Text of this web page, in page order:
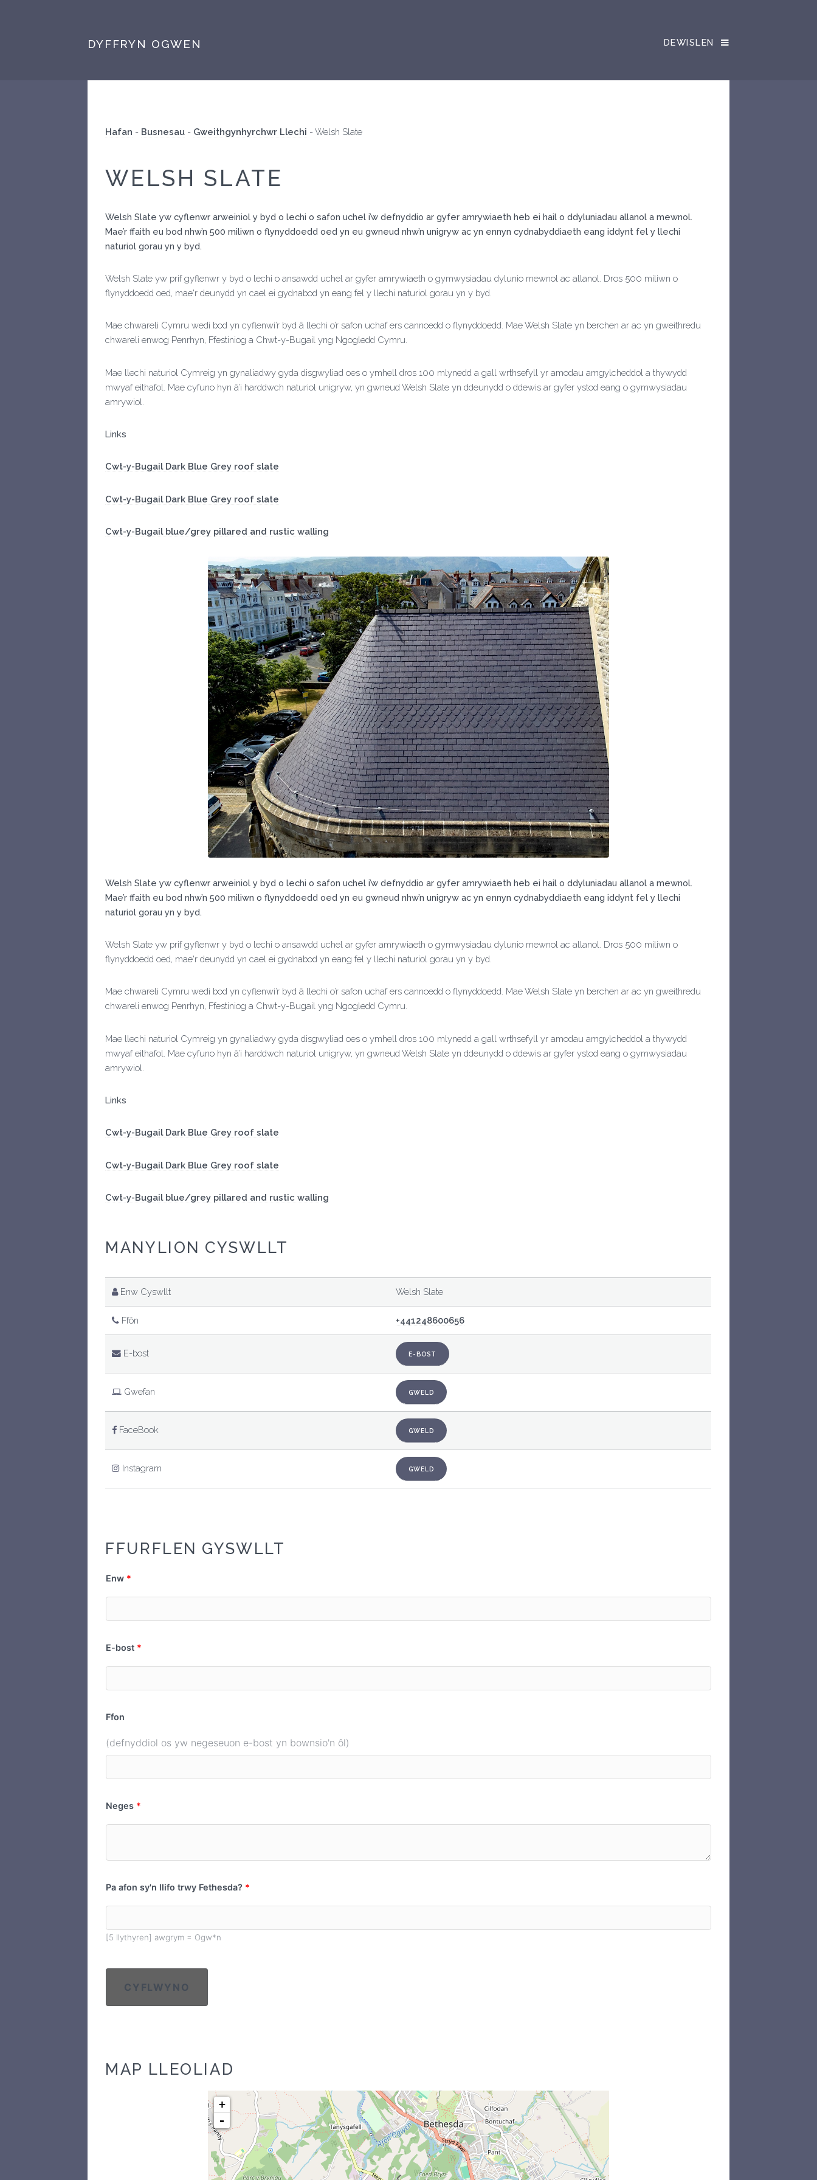
DYFFRYN OGWEN DEWISLEN
Hafan - Busnesau - Gweithgynhyrchwr Llechi -Welsh Slate
WELSH SLATE
Welsh Slate yw cyflenwr arweiniol y byd o lechi o safon uchel i’w defnyddio ar gyfer amrywiaeth heb ei hail o ddyluniadau allanol a mewnol.
Mae’r ffaith eu bod nhw’n 500 miliwn o flynyddoedd oed yn eu gwneud nhw’n unigryw ac yn ennyn cydnabyddiaeth eang iddynt fel y llechi
naturiol gorau yn y byd.
Welsh Slate yw prif gyflenwr y byd o lechi o ansawdd uchel ar gyfer amrywiaeth o gymwysiadau dylunio mewnol ac allanol. Dros 500 miliwn o
flynyddoedd oed, mae'r deunydd yn cael ei gydnabod yn eang fel y llechi naturiol gorau yn y byd.
Mae chwareli Cymru wedi bod yn cyflenwi’r byd â llechi o’r safon uchaf ers cannoedd o flynyddoedd. Mae Welsh Slate yn berchen ar ac yn gweithredu
chwareli enwog Penrhyn, Ffestiniog a Chwt-y-Bugail yng Ngogledd Cymru.
Mae llechi naturiol Cymreig yn gynaliadwy gyda disgwyliad oes o ymhell dros 100 mlynedd a gall wrthsefyll yr amodau amgylcheddol a thywydd
mwyaf eithafol. Mae cyfuno hyn â’i harddwch naturiol unigryw, yn gwneud Welsh Slate yn ddeunydd o ddewis ar gyfer ystod eang o gymwysiadau
amrywiol.
Links
Cwt-y-Bugail Dark Blue Grey roof slate
Cwt-y-Bugail Dark Blue Grey roof slate
Cwt-y-Bugail blue/grey pillared and rustic walling
Welsh Slate yw cyflenwr arweiniol y byd o lechi o safon uchel i’w defnyddio ar gyfer amrywiaeth heb ei hail o ddyluniadau allanol a mewnol.
Mae’r ffaith eu bod nhw’n 500 miliwn o flynyddoedd oed yn eu gwneud nhw’n unigryw ac yn ennyn cydnabyddiaeth eang iddynt fel y llechi
naturiol gorau yn y byd.
Welsh Slate yw prif gyflenwr y byd o lechi o ansawdd uchel ar gyfer amrywiaeth o gymwysiadau dylunio mewnol ac allanol. Dros 500 miliwn o
flynyddoedd oed, mae'r deunydd yn cael ei gydnabod yn eang fel y llechi naturiol gorau yn y byd.
Mae chwareli Cymru wedi bod yn cyflenwi’r byd â llechi o’r safon uchaf ers cannoedd o flynyddoedd. Mae Welsh Slate yn berchen ar ac yn gweithredu
chwareli enwog Penrhyn, Ffestiniog a Chwt-y-Bugail yng Ngogledd Cymru.
Mae llechi naturiol Cymreig yn gynaliadwy gyda disgwyliad oes o ymhell dros 100 mlynedd a gall wrthsefyll yr amodau amgylcheddol a thywydd
mwyaf eithafol. Mae cyfuno hyn â’i harddwch naturiol unigryw, yn gwneud Welsh Slate yn ddeunydd o ddewis ar gyfer ystod eang o gymwysiadau
amrywiol.
Links
Cwt-y-Bugail Dark Blue Grey roof slate
Cwt-y-Bugail Dark Blue Grey roof slate
Cwt-y-Bugail blue/grey pillared and rustic walling
MANYLION CYSWLLT
Enw Cyswllt Welsh Slate
Ffôn +441248600656
E-bost E-BOST
Gwefan GWELD
FaceBook GWELD
Instagram GWELD
FFURFLEN GYSWLLT
Enw
E-bost
Ffon
(defnyddiol os yw negeseuon e-bost yn bownsio'n ôl)
Neges
Pa afon sy'n llifo trwy Fethesda?
[5 llythyren] awgrym = Ogw*n
CYFLWYNO
MAP LLEOLIAD
+
-